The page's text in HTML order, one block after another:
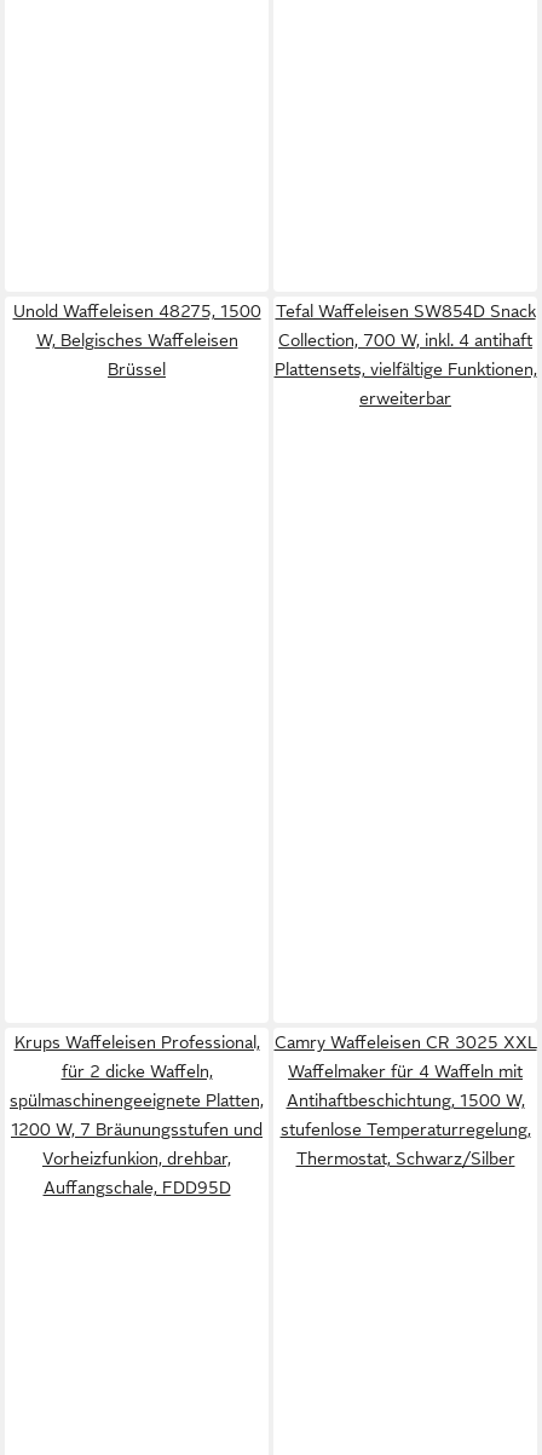
Unold Waffeleisen 48275, 1500
W, Belgisches Waffeleisen
Brüssel
Tefal Waffeleisen SW854D Snack
Collection, 700 W, inkl. 4 antihaft
Plattensets, vielfältige Funktionen,
erweiterbar
Krups Waffeleisen Professional,
für 2 dicke Waffeln,
spülmaschinengeeignete Platten,
1200 W, 7 Bräunungsstufen und
Vorheizfunkion, drehbar,
Auffangschale, FDD95D
Camry Waffeleisen CR 3025 XXL
Waffelmaker für 4 Waffeln mit
Antihaftbeschichtung, 1500 W,
stufenlose Temperaturregelung,
Thermostat, Schwarz/Silber